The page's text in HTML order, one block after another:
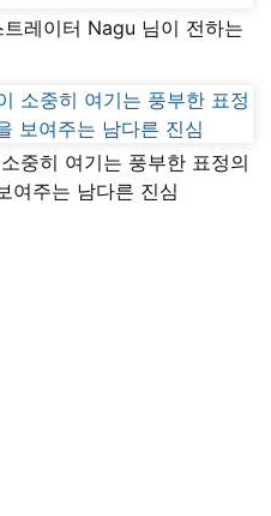
레이터 Nagu 님이 전하는
중히 여기는 풍부한 표정의
여주는 남다른 진심